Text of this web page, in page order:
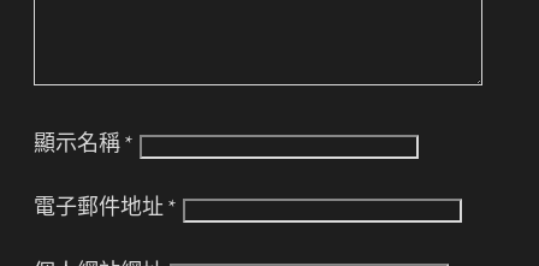
顯示名稱 *
電子郵件地址 *